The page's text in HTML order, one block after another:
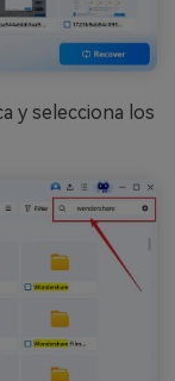
y selecciona los